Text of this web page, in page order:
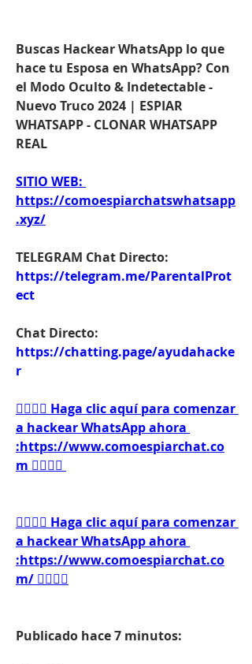
Buscas Hackear WhatsApp lo que
hace tu Esposa en WhatsApp? Con
el Modo Oculto & Indetectable -
Nuevo Truco 2024 | ESPIAR
WHATSAPP - CLONAR WHATSAPP
REAL
SITIO WEB:
https://comoespiarchatswhatsapp
.xyz/
TELEGRAM Chat Directo:
https://telegram.me/ParentalProt
ect
Chat Directo:
https://chatting.page/ayudahacke
r
👉🏻👉🏻 Haga clic aquí para comenzar
a hackear WhatsApp ahora
:https://www.comoespiarchat.co
m 👈🏻👈🏻
👉🏻👉🏻 Haga clic aquí para comenzar
a hackear WhatsApp ahora
:https://www.comoespiarchat.co
m/ 👈🏻👈🏻
Publicado hace 7 minutos: